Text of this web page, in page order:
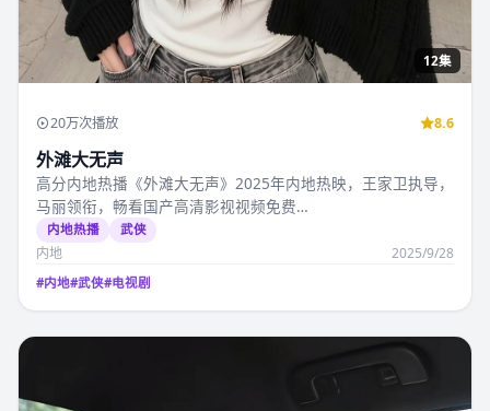
12集
20万次播放 8.6
外滩大无声
高分内地热播《外滩大无声》2025年内地热映，王家卫执导，
马丽领衔，畅看国产高清影视视频免费…
内地热播 武侠
内地 2025/9/28
#内地#武侠#电视剧